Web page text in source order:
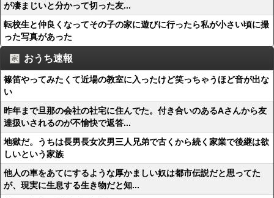
が凄まじいと分かって切った友...
転校生と仲良くなってその子の家に遊びに行ったら私が小さい頃に撮
った写真があった
おうち速報
篠笛やってみたくて近場の教室に入ったけど笑っちゃうほど音が出な
い
昨年まで旦那の会社の社宅に住んでた。付き合いのあるAさんから友
達扱いされるのが不愉快で返答...
地獄だ。うちは長男長女次男三人兄弟で古くから続く家業で後継は欲
しいという家族
他人の車をあてにするような厚かましい奴は都市伝説だと思ってた
が、現実に生息する生き物だと知...